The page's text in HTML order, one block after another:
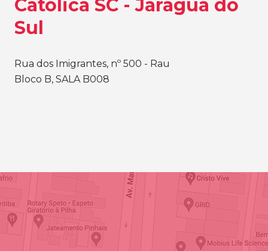
Católica SC - Jaraguá do
Sul
Rua dos Imigrantes, nº 500 - Rau
Bloco B, SALA B008